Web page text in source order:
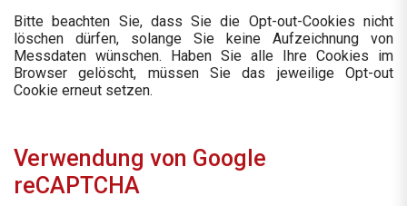
Bitte beachten Sie, dass Sie die Opt-out-Cookies nicht
löschen dürfen, solange Sie keine Aufzeichnung von
Messdaten wünschen. Haben Sie alle Ihre Cookies im
Browser gelöscht, müssen Sie das jeweilige Opt-out
Cookie erneut setzen.
Verwendung von Google
reCAPTCHA